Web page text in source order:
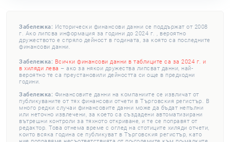
Забележка: Исторически финансови данни се поддържат от 2008
г. Ако липсва информация за години до 2024 г. , вероятно
дружеството е спряло дейност в годината, за която са последните
финансови данни.
Забележка: Всички финансови данни в таблиците са за 2024 г. и
в хиляди лева – ако за някои дружества липсват данни, най-
вероятно те са преустановили дейността си още в предходни
години.
Забележка: Финансовите данни на компаниите се извличат от
публикуваните от тях финансови отчети в Търговския регистър. В
много редки случаи финансовите данни може да бъдат непълни
или неточно извлечени, за което са създадени автоматизирани
вътрешни контроли за тяхното откриване, и те се поправят от
редактор. Това отнема време с оглед на стотиците хиляди отчети,
които всяка година се публикуват в Търговския регистър, като